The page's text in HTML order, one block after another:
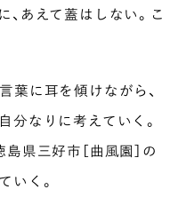
あえて蓋はしない。こ
葉に耳を傾けながら、
分なりに考えていく。
県三好市［曲風園］の
いく。